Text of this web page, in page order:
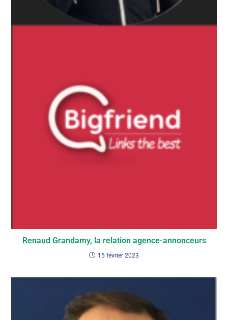
Renaud Grandamy, la relation agence-annonceurs
15 février 2023